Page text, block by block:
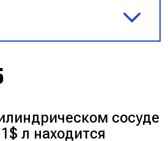
кипения воды
давление
при этой
равно $10^5$ Па.
сосуде
л находится